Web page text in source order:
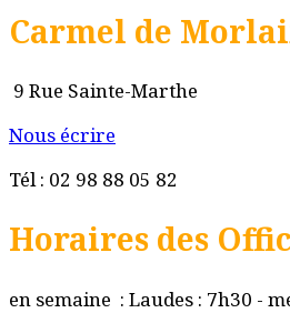
Carmel de
9 Rue Sainte-Marthe
Nous écrire
Tél : 02 98 88 05 82
Horaires des
en semaine : Laudes : 7h30 -